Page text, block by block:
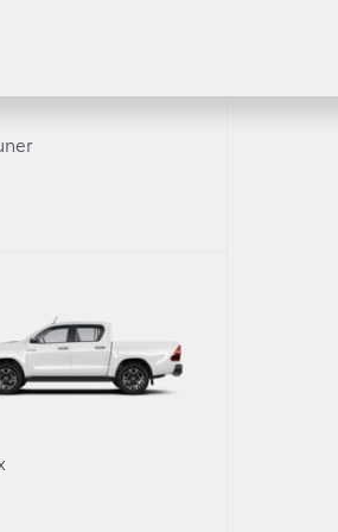
были выбраны лауреаты
сервиса» — в
дилерской сети ООО Тойота